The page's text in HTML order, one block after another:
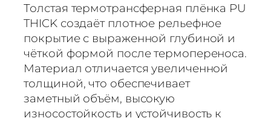
Толстая термотрансферная плёнка PU
THICK создаёт плотное рельефное
покрытие с выраженной глубиной и
чёткой формой после термопереноса.
Материал отличается увеличенной
толщиной, что обеспечивает
заметный объём, высокую
износостойкость и устойчивость к